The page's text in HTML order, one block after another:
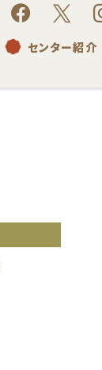
センター紹介